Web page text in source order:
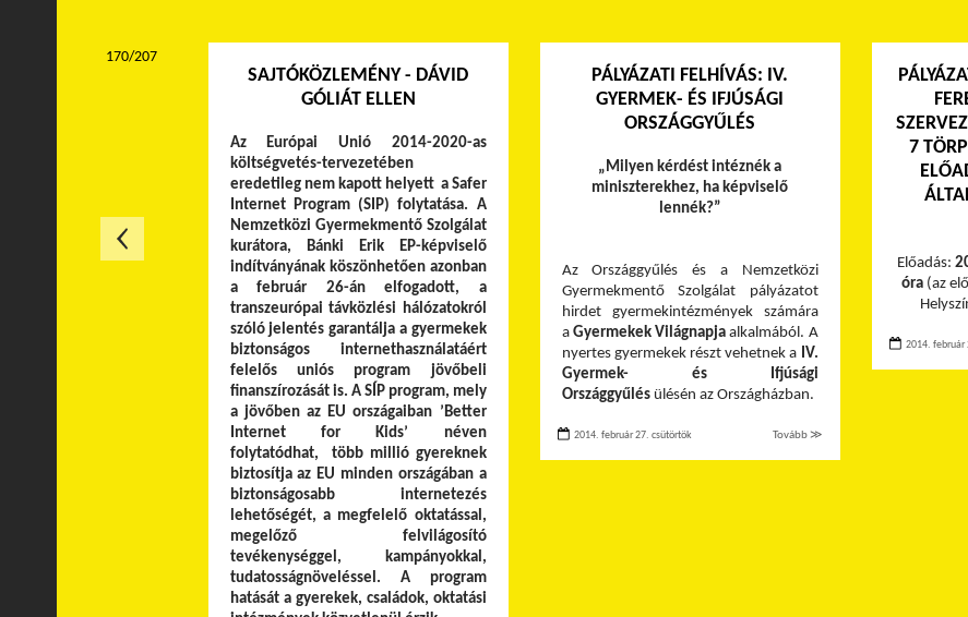
SAJTÓKÖZLEMÉNY - DÁVID
GÓLIÁT ELLEN
Az Európai Unió 2014-2020-as
költségvetés-tervezetében
eredetileg nem kapott helyett a Safer
Internet Program (SIP) folytatása. A
Nemzetközi Gyermekmentő Szolgálat
kurátora, Bánki Erik EP-képviselő
indítványának köszönhetően azonban
a február 26-án elfogadott, a
transzeurópai távközlési hálózatokról
szóló jelentés garantálja a gyermekek
biztonságos internethasználatáért
felelős uniós program jövőbeli
finanszírozását is. A SÍP program, mely
a jövőben az EU országaiban ’Better
Internet for Kids’ néven
folytatódhat, több millió gyereknek
biztosítja az EU minden országában a
biztonságosabb internetezés
lehetőségét, a megfelelő oktatással,
megelőző felvilágosító
tevékenységgel, kampányokkal,
tudatosságnöveléssel. A program
hatását a gyerekek, családok, oktatási
PÁLYÁZATI FELHÍVÁS: IV.
GYERMEK- ÉS IFJÚSÁGI
ORSZÁGGYŰLÉS
„Milyen kérdést intéznék a
miniszterekhez, ha képviselő
lennék?”
Az Országgyűlés és a Nemzetközi
Gyermekmentő Szolgálat pályázatot
hirdet gyermekintézmények számára
a Gyermekek Világnapja alkalmából. A
nyertes gyermekek részt vehetnek a IV.
Gyermek- és Ifjúsági
Országgyűlés ülésén az Országházban.
2014. február 27. csütörtök Tovább ≫
7
Előadás:
óra (az
2014. február
170/207